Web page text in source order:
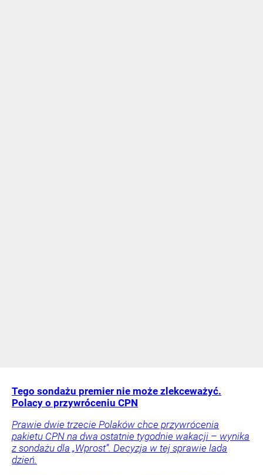
Tego sondażu premier nie może zlekceważyć.
Polacy o przywróceniu CPN
Prawie dwie trzecie Polaków chce przywrócenia
pakietu CPN na dwa ostatnie tygodnie wakacji – wynika
z sondażu dla „Wprost”. Decyzja w tej sprawie lada
dzień.